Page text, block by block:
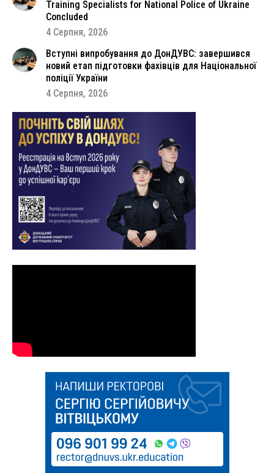
Training Specialists for National Police of Ukraine
Concluded
4 Серпня, 2026
Вступні випробування до ДонДУВС: завершився
новий етап підготовки фахівців для Національної
поліції України
4 Серпня, 2026